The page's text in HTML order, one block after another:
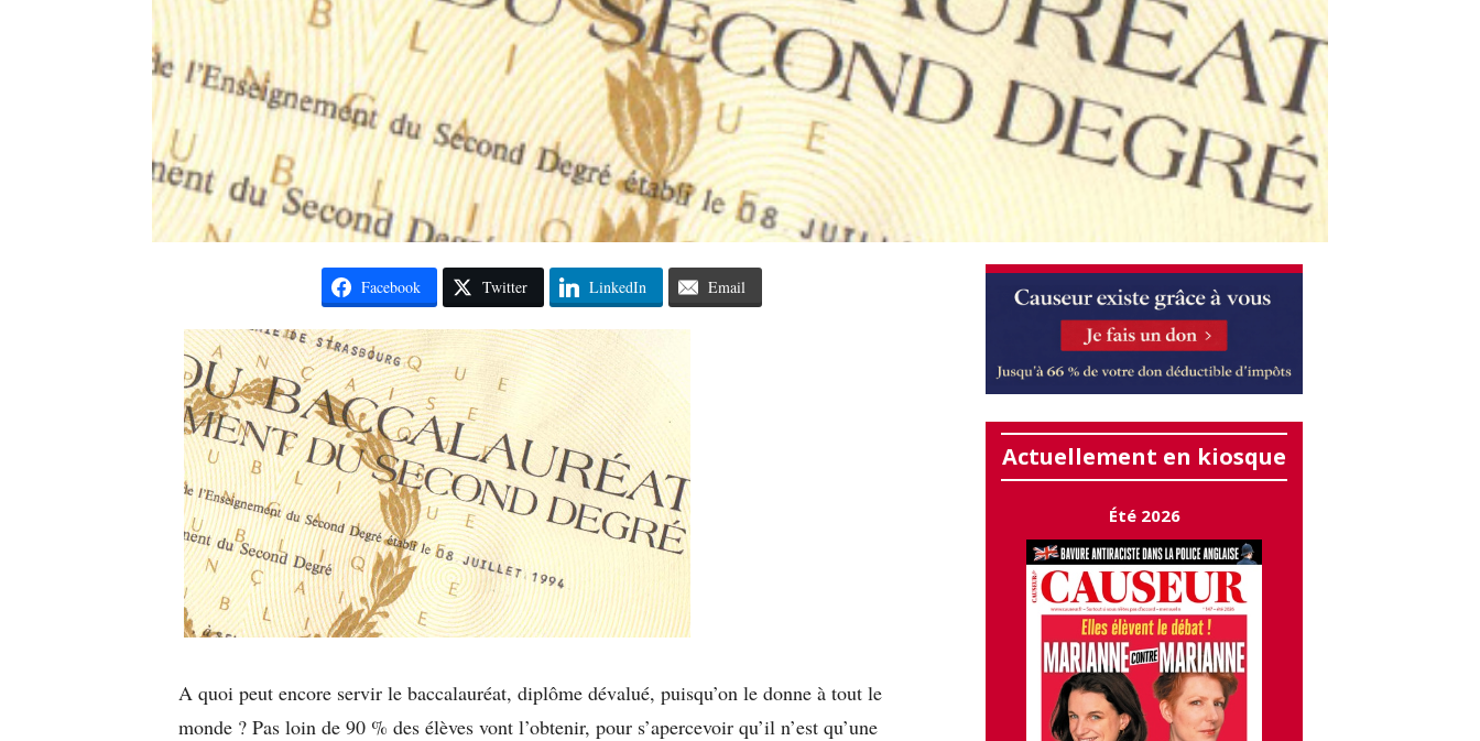
Facebook Twitter LinkedIn Email
A quoi peut encore servir le baccalauréat, diplôme dévalué, puisqu’on le donne à tout le
monde ? Pas loin de 90 % des élèves vont l’obtenir, pour s’apercevoir qu’il n’est qu’une
Actuellement en kiosque
Été 2026